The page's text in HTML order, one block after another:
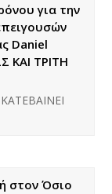
για την
Daniel
ΚΑΙ ΤΡΙΤΗ
στον Όσιο